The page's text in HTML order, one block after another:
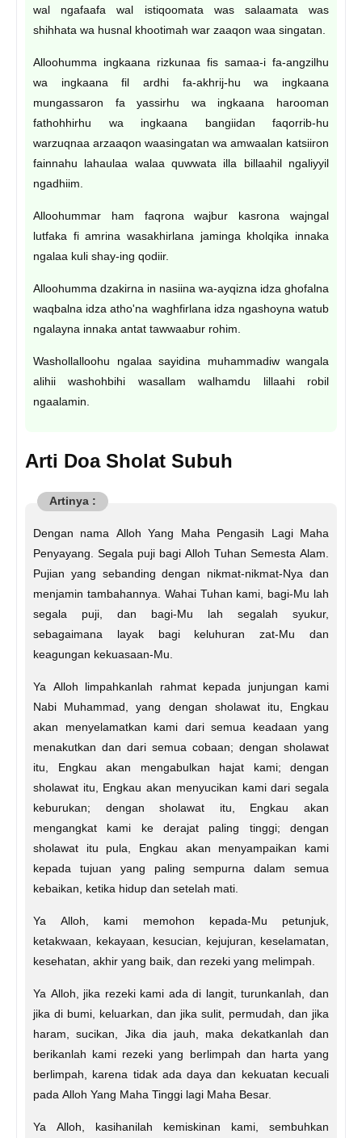
wal ngafaafa wal istiqoomata was salaamata was
shihhata wa husnal khootimah war zaaqon waa singatan.
Alloohumma ingkaana rizkunaa fis samaa-i fa-angzilhu
wa ingkaana fil ardhi fa-akhrij-hu wa ingkaana
mungassaron fa yassirhu wa ingkaana harooman
fathohhirhu wa ingkaana bangiidan faqorrib-hu
warzuqnaa arzaaqon waasingatan wa amwaalan katsiiron
fainnahu lahaulaa walaa quwwata illa billaahil ngaliyyil
ngadhiim.
Alloohummar ham faqrona wajbur kasrona wajngal
lutfaka fi amrina wasakhirlana jaminga kholqika innaka
ngalaa kuli shay-ing qodiir.
Alloohumma dzakirna in nasiina wa-ayqizna idza ghofalna
waqbalna idza atho'na waghfirlana idza ngashoyna watub
ngalayna innaka antat tawwaabur rohim.
Washollalloohu ngalaa sayidina muhammadiw wangala
alihii washohbihi wasallam walhamdu lillaahi robil
ngaalamin.
Arti Doa Sholat Subuh
Dengan nama Alloh Yang Maha Pengasih Lagi Maha
Penyayang. Segala puji bagi Alloh Tuhan Semesta Alam.
Pujian yang sebanding dengan nikmat-nikmat-Nya dan
menjamin tambahannya. Wahai Tuhan kami, bagi-Mu lah
segala puji, dan bagi-Mu lah segalah syukur,
sebagaimana layak bagi keluhuran zat-Mu dan
keagungan kekuasaan-Mu.
Ya Alloh limpahkanlah rahmat kepada junjungan kami
Nabi Muhammad, yang dengan sholawat itu, Engkau
akan menyelamatkan kami dari semua keadaan yang
menakutkan dan dari semua cobaan; dengan sholawat
itu, Engkau akan mengabulkan hajat kami; dengan
sholawat itu, Engkau akan menyucikan kami dari segala
keburukan; dengan sholawat itu, Engkau akan
mengangkat kami ke derajat paling tinggi; dengan
sholawat itu pula, Engkau akan menyampaikan kami
kepada tujuan yang paling sempurna dalam semua
kebaikan, ketika hidup dan setelah mati.
Ya Alloh, kami memohon kepada-Mu petunjuk,
ketakwaan, kekayaan, kesucian, kejujuran, keselamatan,
kesehatan, akhir yang baik, dan rezeki yang melimpah.
Ya Alloh, jika rezeki kami ada di langit, turunkanlah, dan
jika di bumi, keluarkan, dan jika sulit, permudah, dan jika
haram, sucikan, Jika dia jauh, maka dekatkanlah dan
berikanlah kami rezeki yang berlimpah dan harta yang
berlimpah, karena tidak ada daya dan kekuatan kecuali
pada Alloh Yang Maha Tinggi lagi Maha Besar.
Ya Alloh, kasihanilah kemiskinan kami, sembuhkan